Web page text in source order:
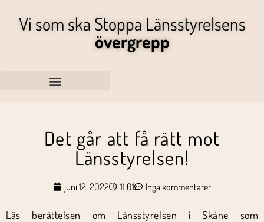
Vi som ska Stoppa Länsstyrelsens
övergrepp
Det går att få rätt mot
Länsstyrelsen!
juni 12, 2022 11:01 Inga kommentarer
Läs berättelsen om Länsstyrelsen i Skåne som